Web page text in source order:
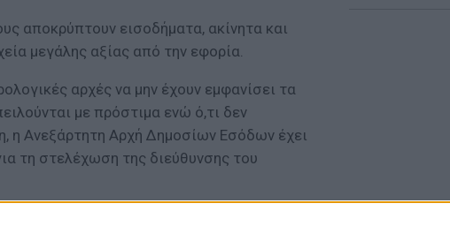
αποκρύπτουν εισοδήματα, ακίνητα και
μεγάλης αξίας από την εφορία.
αρχές να μην έχουν εμφανίσει τα
με πρόστιμα ενώ ό,τι δεν
η Ανεξάρτητη Αρχή Δημοσίων Εσόδων έχει
τη στελέχωση της διεύθυνσης του